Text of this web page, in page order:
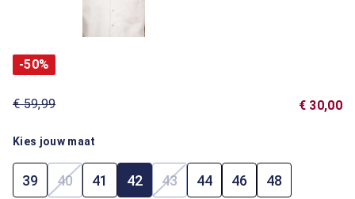
-50%
€ 59,99 € 30,00
Kies jouw maat
39 40(Deze optie is momenteel niet beschikbaar.)
41 42 43(Deze optie is momenteel niet
44 46 48